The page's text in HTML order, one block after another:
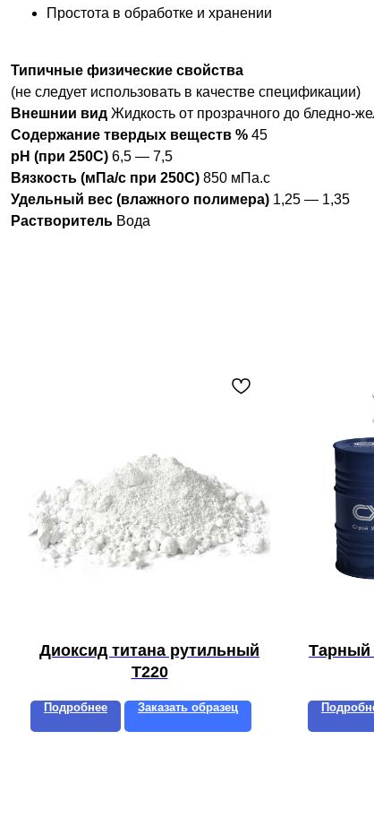
Простота в обработке и хранении
Типичные физические свойства
(не следует использовать в качестве спецификации)
Внешнии вид Жидкость от прозрачного до бледно-
Содержание твердых веществ % 45
рН (при 250С) 6,5 — 7,5
Вязкость (мПа/с при 250С) 850 мПа.с
Удельный вес (влажного полимера) 1,25 — 1,35
Растворитель Вода
Диоксид титана рутильный
T220
Подробнее Заказать образец
Тарный